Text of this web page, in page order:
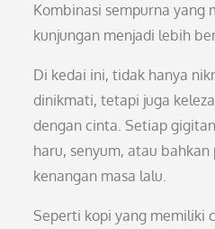
Kombinasi sempurna yang
kunjungan menjadi lebih
Di kedai ini, tidak hanya
dinikmati, tetapi juga
dengan cinta. Setiap
haru, senyum, atau
kenangan masa lalu.
Seperti kopi yang memiliki